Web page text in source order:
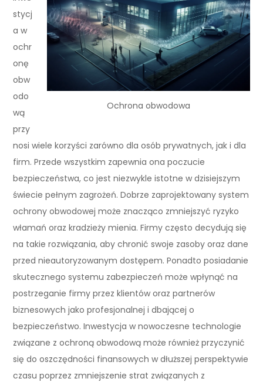
Ochrona obwodowa
stycj
a w
ochr
onę
obw
odo
wą
przy
nosi wiele korzyści zarówno dla osób prywatnych, jak i dla
firm. Przede wszystkim zapewnia ona poczucie
bezpieczeństwa, co jest niezwykle istotne w dzisiejszym
świecie pełnym zagrożeń. Dobrze zaprojektowany system
ochrony obwodowej może znacząco zmniejszyć ryzyko
włamań oraz kradzieży mienia. Firmy często decydują się
na takie rozwiązania, aby chronić swoje zasoby oraz dane
przed nieautoryzowanym dostępem. Ponadto posiadanie
skutecznego systemu zabezpieczeń może wpłynąć na
postrzeganie firmy przez klientów oraz partnerów
biznesowych jako profesjonalnej i dbającej o
bezpieczeństwo. Inwestycja w nowoczesne technologie
związane z ochroną obwodową może również przyczynić
się do oszczędności finansowych w dłuższej perspektywie
czasu poprzez zmniejszenie strat związanych z